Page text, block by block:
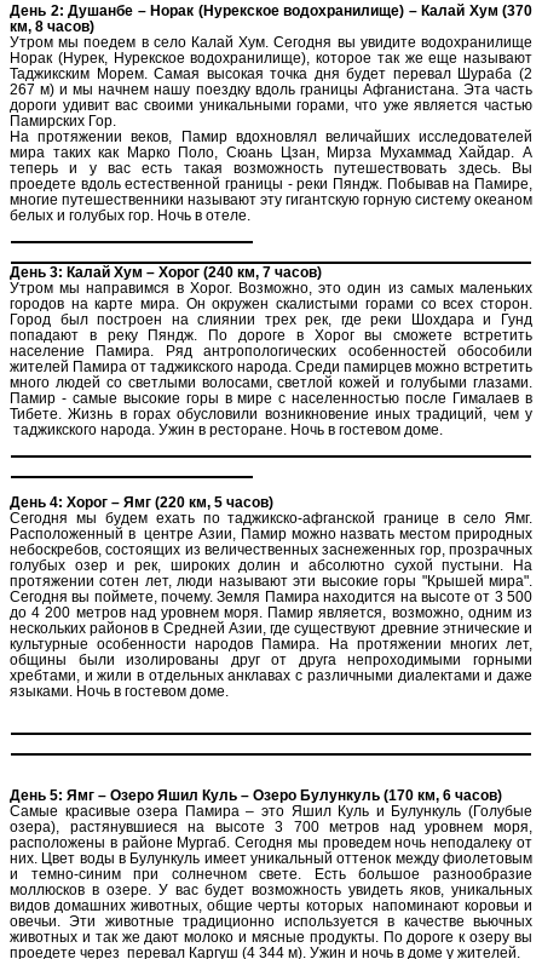
День 2: Душанбе – Норак (Нурекское водохранилище) – Калай Хум (370
км, 8 часов)
Утром мы поедем в село Калай Хум. Сегодня вы увидите водохранилище
Норак (Нурек, Нурекское водохранилище), которое так же еще называют
Таджикским Морем. Самая высокая точка дня будет перевал Шураба (2
267 м) и мы начнем нашу поездку вдоль границы Афганистана. Эта часть
дороги удивит вас своими уникальными горами, что уже является частью
Памирских Гор.
На протяжении веков, Памир вдохновлял величайших исследователей
мира таких как Марко Поло, Сюань Цзан, Мирза Мухаммад Хайдар. А
теперь и у вас есть такая возможность путешествовать здесь. Вы
проедете вдоль естественной границы - реки Пяндж. Побывав на Памире,
многие путешественники называют эту гигантскую горную систему океаном
белых и голубых гор. Ночь в отеле.
День 3: Калай Хум – Хорог (240 км, 7 часов)
Утром мы направимся в Хорог. Возможно, это один из самых маленьких
городов на карте мира. Он окружен скалистыми горами со всех сторон.
Город был построен на слиянии трех рек, где реки Шохдара и Гунд
попадают в реку Пяндж. По дороге в Хорог вы сможете встретить
население Памира. Ряд антропологических особенностей обособили
жителей Памира от таджикского народа. Среди памирцев можно встретить
много людей со светлыми волосами, светлой кожей и голубыми глазами.
Памир - самые высокие горы в мире с населенностью после Гималаев в
Тибете. Жизнь в горах обусловили возникновение иных традиций, чем у
таджикского народа. Ужин в ресторане. Ночь в гостевом доме.
День 4: Хорог – Ямг (220 км, 5 часов)
Сегодня мы будем ехать по таджикско-афганской границе в село Ямг.
Расположенный в центре Азии, Памир можно назвать местом природных
небоскребов, состоящих из величественных заснеженных гор, прозрачных
голубых озер и рек, широких долин и абсолютно сухой пустыни. На
протяжении сотен лет, люди называют эти высокие горы "Крышей мира".
Сегодня вы поймете, почему. Земля Памира находится на высоте от 3 500
до 4 200 метров над уровнем моря. Памир является, возможно, одним из
нескольких районов в Средней Азии, где существуют древние этнические и
культурные особенности народов Памира. На протяжении многих лет,
общины были изолированы друг от друга непроходимыми горными
хребтами, и жили в отдельных анклавах с различными диалектами и даже
языками. Ночь в гостевом доме.
День 5: Ямг – Озеро Яшил Куль – Озеро Булункуль (170 км, 6 часов)
Самые красивые озера Памира – это Яшил Куль и Булункуль (Голубые
озера), растянувшиеся на высоте 3 700 метров над уровнем моря,
расположены в районе Мургаб. Сегодня мы проведем ночь неподалеку от
них. Цвет воды в Булункуль имеет уникальный оттенок между фиолетовым
и темно-синим при солнечном свете. Есть большое разнообразие
моллюсков в озере. У вас будет возможность увидеть яков, уникальных
видов домашних животных, общие черты которых напоминают коровьи и
овечьи. Эти животные традиционно используется в качестве вьючных
животных и так же дают молоко и мясные продукты. По дороге к озеру вы
проедете через перевал Каргуш (4 344 м). Ужин и ночь в доме у жителей.